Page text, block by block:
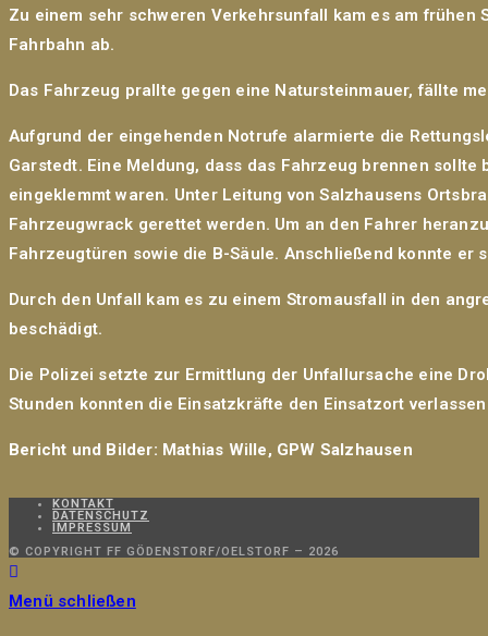
Zu einem sehr schweren Verkehrsunfall kam es am frühen
Fahrbahn ab.
Das Fahrzeug prallte gegen eine Natursteinmauer, fällte
Aufgrund der eingehenden Notrufe alarmierte die
Garstedt. Eine Meldung, dass das Fahrzeug brennen
eingeklemmt waren. Unter Leitung von Salzhausens
Fahrzeugwrack gerettet werden. Um an den Fahrer
Fahrzeugtüren sowie die B-Säule. Anschließend konnte
Durch den Unfall kam es zu einem Stromausfall in den
beschädigt.
Die Polizei setzte zur Ermittlung der Unfallursache eine
Stunden konnten die Einsatzkräfte den Einsatzort
Bericht und Bilder: Mathias Wille, GPW Salzhausen
KONTAKT
DATENSCHUTZ
IMPRESSUM
© COPYRIGHT FF GÖDENSTORF/OELSTORF – 2026
Menü schließen